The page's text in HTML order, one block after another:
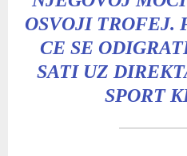
OSVOJI TROFEJ.
CE SE
SATI UZ
SPORT